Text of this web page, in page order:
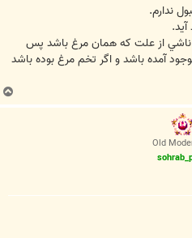
ندارم.
از علت که همان مرغ باشد پس
آمده باشد و اگر تخم مرغ بوده باشد
ب
ا
Old